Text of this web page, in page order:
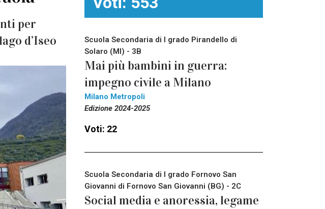
per
d’Iseo
Scuola Secondaria di I grado Pirandello di
Solaro (MI) - 3B
Mai più bambini in guerra:
impegno civile a Milano
Milano Metropoli
Edizione 2024-2025
Voti: 22
Scuola Secondaria di I grado Fornovo San
Giovanni di Fornovo San Giovanni (BG) - 2C
Social media e anoressia, legame